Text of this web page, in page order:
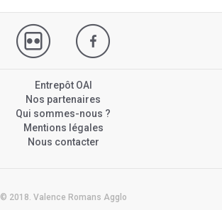
Entrepôt OAI
Nos partenaires
Qui sommes-nous ?
Mentions légales
Nous contacter
© 2018. Valence Romans Agglo